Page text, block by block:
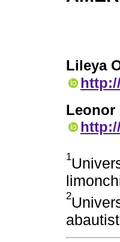
Lileya
Leonor
1
2